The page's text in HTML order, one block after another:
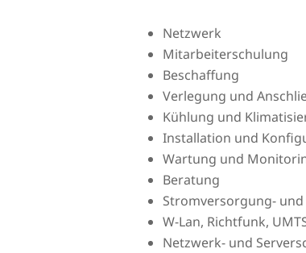
Netzwerk
Mitarbeiterschulung
Beschaffung
Verlegung und
Kühlung und
Installation und
Wartung und
Beratung
Stromversorgung-
W-Lan, Richtfunk,
Netzwerk- und